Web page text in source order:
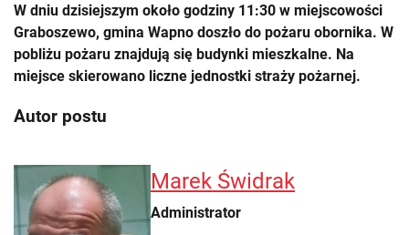
W dniu dzisiejszym około godziny 11:30 w miejscowości
Graboszewo, gmina Wapno doszło do pożaru obornika. W
pobliżu pożaru znajdują się budynki mieszkalne. Na
miejsce skierowano liczne jednostki straży pożarnej.
Autor postu
Marek Świdrak
Administrator